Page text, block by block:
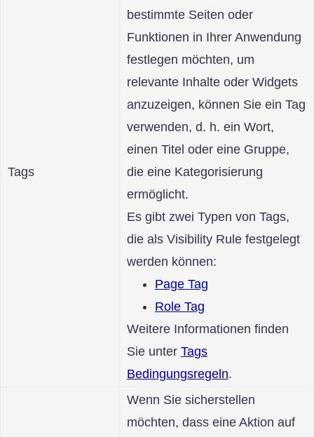
Tags
bestimmte Seiten oder
Funktionen in Ihrer Anwendung
festlegen möchten, um
relevante Inhalte oder Widgets
anzuzeigen, können Sie ein Tag
verwenden, d. h. ein Wort,
einen Titel oder eine Gruppe,
die eine Kategorisierung
ermöglicht.
Es gibt zwei Typen von Tags,
die als Visibility Rule festgelegt
werden können:
Page Tag
Role Tag
Weitere Informationen finden
Sie unter Tags
Bedingungsregeln.
Wenn Sie sicherstellen
möchten, dass eine Aktion auf